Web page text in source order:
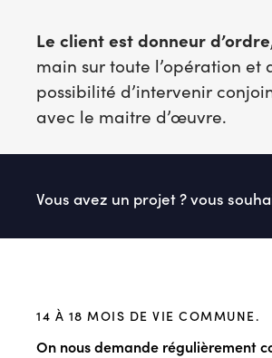
Le client est donneur d’ordre
main sur toute l’opération et
possibilité d’intervenir
avec le maitre d’œuvre.
Vous avez un projet ? vous
14 À 18 MOIS DE VIE COMMUNE.
On nous demande régulièrement